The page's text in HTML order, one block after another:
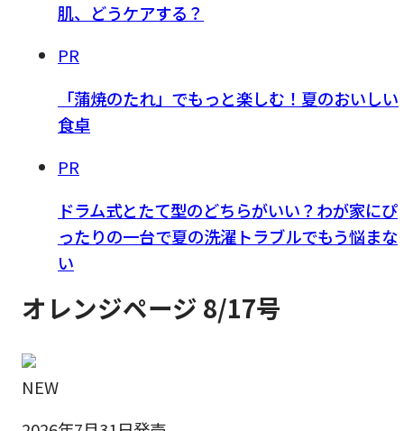
肌、どうケアする？
PR
「蒲焼のたれ」でもっと楽しむ！夏のおいしい
食卓
PR
ドラム式とたて型のどちらがいい？わが家にぴ
ったりの一台で夏の洗濯トラブルでもう悩まな
い
オレンジページ 8/17号
NEW